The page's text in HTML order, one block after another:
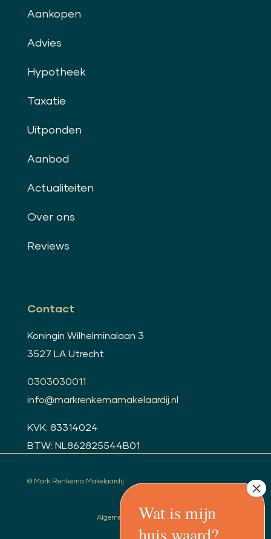
Aankopen
Advies
Hypotheek
Taxatie
Uitponden
Aanbod
Actualiteiten
Over ons
Reviews
Contact
Koningin Wilhelminalaan 3
3527 LA Utrecht
0303030011
info@markrenkemamakelaardij.nl
KVK: 83314024
BTW: NL862825544B01
© Mark Renkema Makelaardij
Algemene voorwaarden